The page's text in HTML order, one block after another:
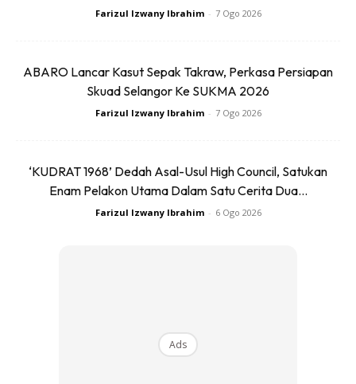
badan adalah penentu utama ukuran basikal, bukan berat
Farizul Izwany Ibrahim - 7 Ogo 2026
ABARO Lancar Kasut Sepak Takraw, Perkasa Persiapan
Skuad Selangor Ke SUKMA 2026
Farizul Izwany Ibrahim - 7 Ogo 2026
‘KUDRAT 1968’ Dedah Asal-Usul High Council, Satukan
Enam Pelakon Utama Dalam Satu Cerita Dua...
Farizul Izwany Ibrahim - 6 Ogo 2026
Ads